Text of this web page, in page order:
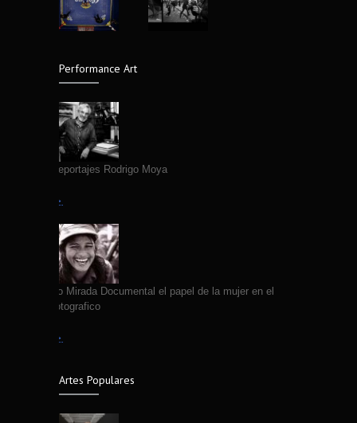
El lenguaje silencioso del cuerpo,
7 years ago
Performance Art
Primeros Reportajes Rodrigo Moya
Leer más →
VII Coloquio Mirada Documental el papel de la mujer en el
quehacer fotografico
Leer más →
Artes Populares